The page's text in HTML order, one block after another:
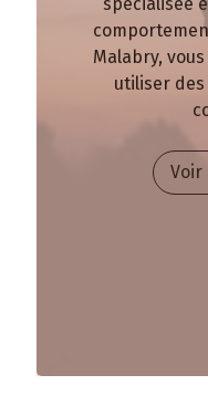
spécialisée
Malabry,
utiliser
Voir